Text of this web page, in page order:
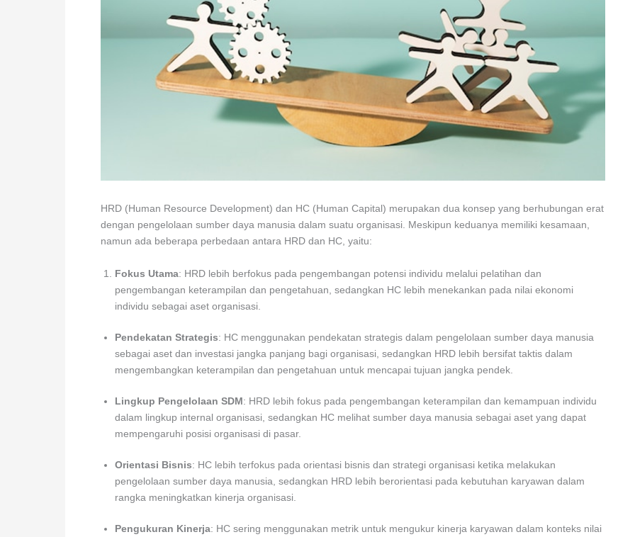
HRD (Human Resource Development) dan HC (Human Capital) merupakan dua konsep yang berhubungan erat
dengan pengelolaan sumber daya manusia dalam suatu organisasi. Meskipun keduanya memiliki kesamaan,
namun ada beberapa perbedaan antara HRD dan HC, yaitu:
Fokus Utama: HRD lebih berfokus pada pengembangan potensi individu melalui pelatihan dan
pengembangan keterampilan dan pengetahuan, sedangkan HC lebih menekankan pada nilai ekonomi
individu sebagai aset organisasi.
Pendekatan Strategis: HC menggunakan pendekatan strategis dalam pengelolaan sumber daya manusia
sebagai aset dan investasi jangka panjang bagi organisasi, sedangkan HRD lebih bersifat taktis dalam
mengembangkan keterampilan dan pengetahuan untuk mencapai tujuan jangka pendek.
Lingkup Pengelolaan SDM: HRD lebih fokus pada pengembangan keterampilan dan kemampuan individu
dalam lingkup internal organisasi, sedangkan HC melihat sumber daya manusia sebagai aset yang dapat
mempengaruhi posisi organisasi di pasar.
Orientasi Bisnis: HC lebih terfokus pada orientasi bisnis dan strategi organisasi ketika melakukan
pengelolaan sumber daya manusia, sedangkan HRD lebih berorientasi pada kebutuhan karyawan dalam
rangka meningkatkan kinerja organisasi.
Pengukuran Kinerja: HC sering menggunakan metrik untuk mengukur kinerja karyawan dalam konteks nilai